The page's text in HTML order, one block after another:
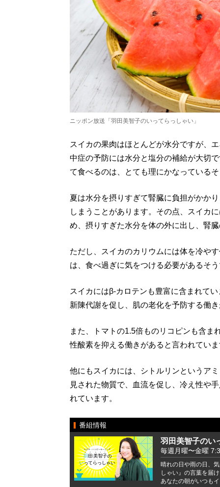
ニッポン放送「羽田美智子のいってらっしゃい」
スイカの果肉はほとんどが水分ですが、
中症の予防には水分と塩分の補給が大切
て食べるのは、とても理にかなっている
夏は水分を摂りすぎて腎臓に負担がかか
しまうことがあります。その点、スイカ
め、摂りすぎた水分を体の外に出し、腎
ただし、スイカのカリウムには体を冷や
は、食べ過ぎに気をつける必要があるそ
スイカにはβ-カロテンも豊富に含まれて
新陳代謝を促し、肌の老化を予防する働
また、トマトの1.5倍ものリコピンも含ま
性酸素を抑える働きがあると言われてい
他にもスイカには、シトルリンというア
見された物質で、血流を促し、冷え性や
れています。
番組情報
羽田美智子のい
毎週月曜〜金曜
晴れの日や雨の日、
しゃい』の言葉を届
あなたの朝がいつも